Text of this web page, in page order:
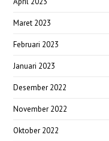
Maret 2023
Februari 2023
Januari 2023
Desember 2022
November 2022
Oktober 2022